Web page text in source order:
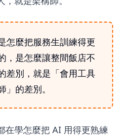
怎麼把服務生訓練得更
，是怎麼讓整間飯店不
差別，就是「會用工具
」的差別。
在學怎麼把 AI 用得更熟練